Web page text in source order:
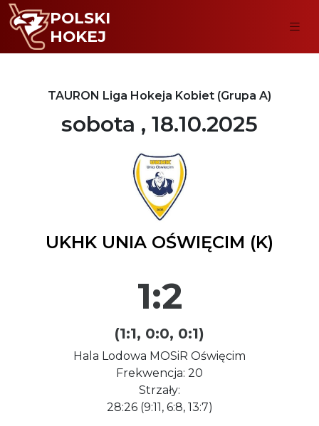
POLSKI
HOKEJ
TAURON Liga Hokeja Kobiet (Grupa A)
sobota , 18.10.2025
UKHK UNIA OŚWIĘCIM (K)
1:2
(1:1, 0:0, 0:1)
Hala Lodowa MOSiR Oświęcim
Frekwencja: 20
Strzały:
28:26 (9:11, 6:8, 13:7)